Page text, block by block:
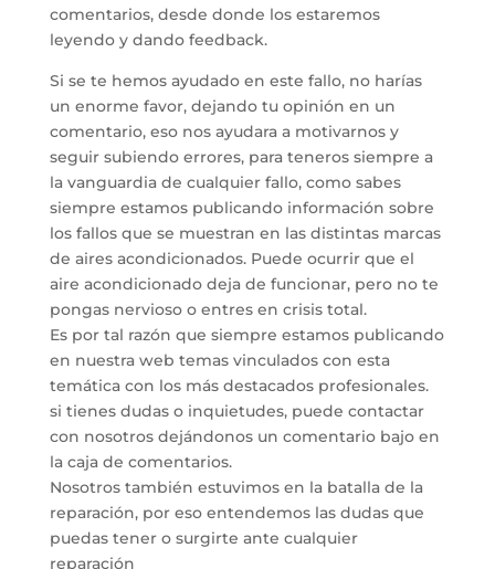
comentarios, desde donde los estaremos
leyendo y dando feedback.
Si se te hemos ayudado en este fallo, no harías
un enorme favor, dejando tu opinión en un
comentario, eso nos ayudara a motivarnos y
seguir subiendo errores, para teneros siempre a
la vanguardia de cualquier fallo, como sabes
siempre estamos publicando información sobre
los fallos que se muestran en las distintas marcas
de aires acondicionados. Puede ocurrir que el
aire acondicionado deja de funcionar, pero no te
pongas nervioso o entres en crisis total.
Es por tal razón que siempre estamos publicando
en nuestra web temas vinculados con esta
temática con los más destacados profesionales.
si tienes dudas o inquietudes, puede contactar
con nosotros dejándonos un comentario bajo en
la caja de comentarios.
Nosotros también estuvimos en la batalla de la
reparación, por eso entendemos las dudas que
puedas tener o surgirte ante cualquier
reparación